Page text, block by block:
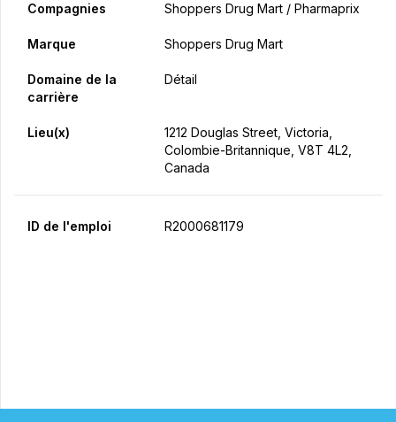
Compagnies Shoppers Drug Mart / Pharmaprix
Marque Shoppers Drug Mart
Domaine de la
carrière
Détail
Lieu(x)
1212 Douglas Street, Victoria,
Colombie-Britannique, V8T 4L2,
Canada
ID de l'emploi R2000681179